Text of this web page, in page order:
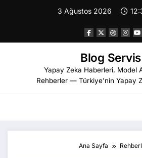
3 Ağustos 2026
Blog Servis
Yapay Zeka Haberleri, Model
Rehberler — Türkiye'nin Yapay
Ana Sayfa